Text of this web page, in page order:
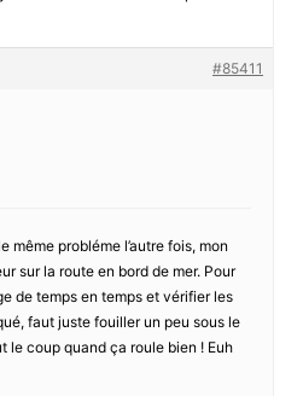
#85411
même probléme l’autre fois, mon
sur la route en bord de mer. Pour
de temps en temps et vérifier les
faut juste fouiller un peu sous le
le coup quand ça roule bien ! Euh